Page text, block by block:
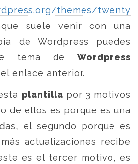
themes/twenty
suele venir con una
de Wordpress puedes
tema de Wordpress
enlace anterior.
plantilla por 3 motivos
de ellos es porque es una
el segundo porque es
actualizaciones recibe
es el tercer motivo, es